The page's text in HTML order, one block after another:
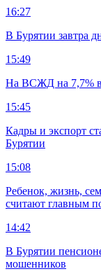
16:27
В Бурятии завтра
15:49
На ВСЖД на 7,7%
15:45
Кадры и экспорт
Бурятии
15:08
Ребенок, жизнь,
считают главным
14:42
В Бурятии
мошенников